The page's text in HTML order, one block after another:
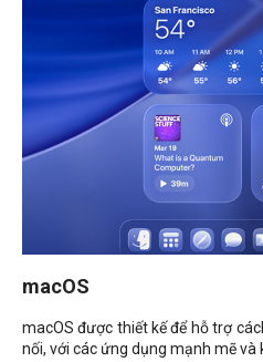
macOS
macOS được thiết kế để hỗ trợ
nối, với các ứng dụng mạnh mẽ và